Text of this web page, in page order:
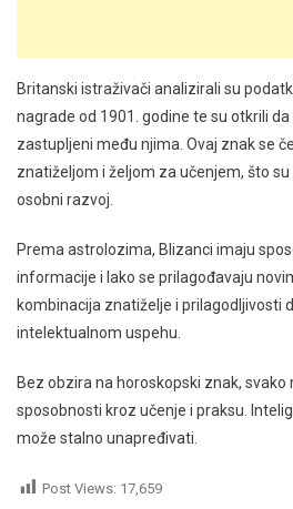
Britanski istraživači analizirali su
nagrade od 1901. godine te su otkrili
zastupljeni među njima. Ovaj znak se
znatiželjom i željom za učenjem, što
osobni razvoj.
Prema astrolozima, Blizanci imaju
informacije i lako se prilagođavaju
kombinacija znatiželje i prilagodljivosti
intelektualnom uspehu.
Bez obzira na horoskopski znak, svako
sposobnosti kroz učenje i praksu.
može stalno unapređivati.
Post Views: 17,659